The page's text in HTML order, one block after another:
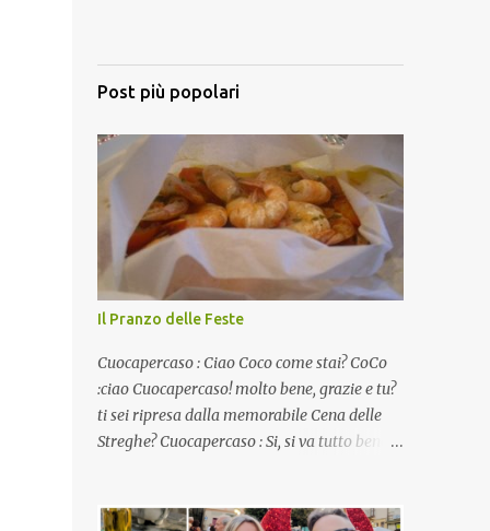
Post più popolari
Il Pranzo delle Feste
Cuocapercaso : Ciao Coco come stai? CoCo
:ciao Cuocapercaso! molto bene, grazie e tu?
ti sei ripresa dalla memorabile Cena delle
Streghe? Cuocapercaso : Si, si va tutto bene…
virtuale! CoCo : Eh già!! E adesso con le feste